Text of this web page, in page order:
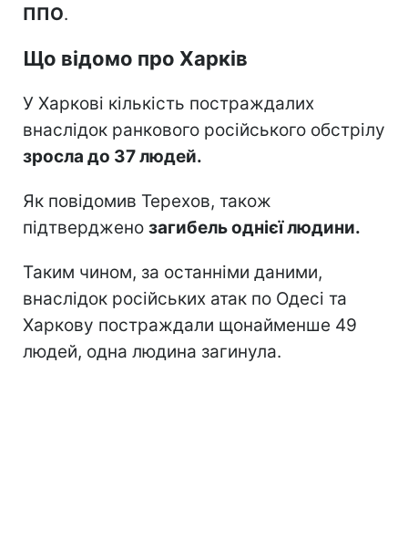
ППО.
Що відомо про Харків
У Харкові кількість постраждалих
внаслідок ранкового російського обстрілу
зросла до 37 людей.
Як повідомив Терехов, також
підтверджено загибель однієї людини.
Таким чином, за останніми даними,
внаслідок російських атак по Одесі та
Харкову постраждали щонайменше 49
людей, одна людина загинула.